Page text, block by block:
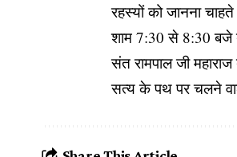
रहस्यों को जानना
शाम 7:30 से 8:30
संत रामपाल जी महाराज
सत्य के पथ पर चलने